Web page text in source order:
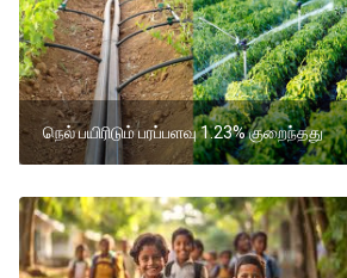
நெல் பயிரிடும் பரப்பளவு 1.23% குறைந்தது